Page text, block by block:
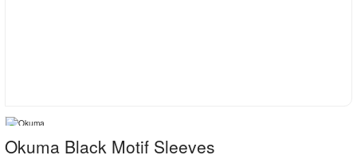
Okuma Black Motif Sleeves